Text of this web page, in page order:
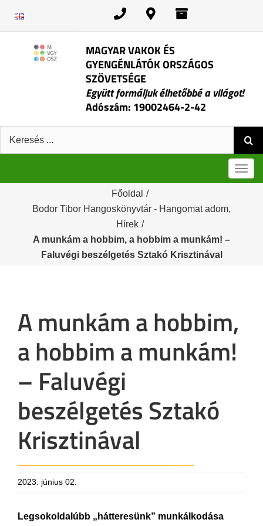
MAGYAR VAKOK ÉS
GYENGÉNLÁTÓK ORSZÁGOS
SZÖVETSÉGE
Együtt formáljuk élhetőbbé a világot!
Adószám: 19002464-2-42
Keresés:
Főoldal /
Bodor Tibor Hangoskönyvtár - Hangomat adom,
Hírek /
A munkám a hobbim, a hobbim a munkám! –
Faluvégi beszélgetés Sztakó Krisztinával
A munkám a hobbim,
a hobbim a munkám!
– Faluvégi
beszélgetés Sztakó
Krisztinával
2023. június 02.
Legsokoldalúbb „hátteresünk” munkálkodása